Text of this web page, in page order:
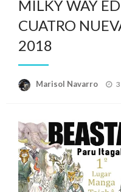
MILKY WAY
CUATRO
2018
Marisol Navarro